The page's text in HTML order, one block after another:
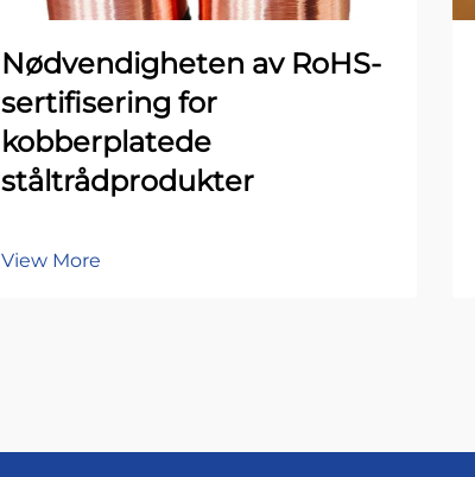
Nødvendigheten av RoHS-
sertifisering for
kobberplatede
ståltrådprodukter
View More